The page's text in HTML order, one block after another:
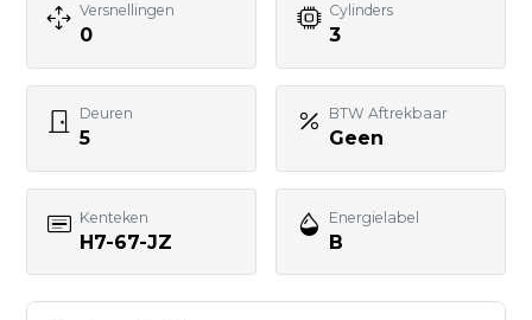
Versnellingen
0
Cylinders
3
Deuren
5
BTW Aftrekbaar
Geen
Kenteken
H7-67-JZ
Energielabel
B